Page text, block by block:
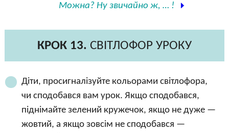
Можна? Ну звичайно ж, … !
КРОК 13. СВІТЛОФОР УРОКУ
Діти, просигналізуйте кольорами світлофора,
чи сподобався вам урок. Якщо сподобався,
піднімайте зелений кружечок, якщо не дуже —
жовтий, а якщо зовсім не сподобався —